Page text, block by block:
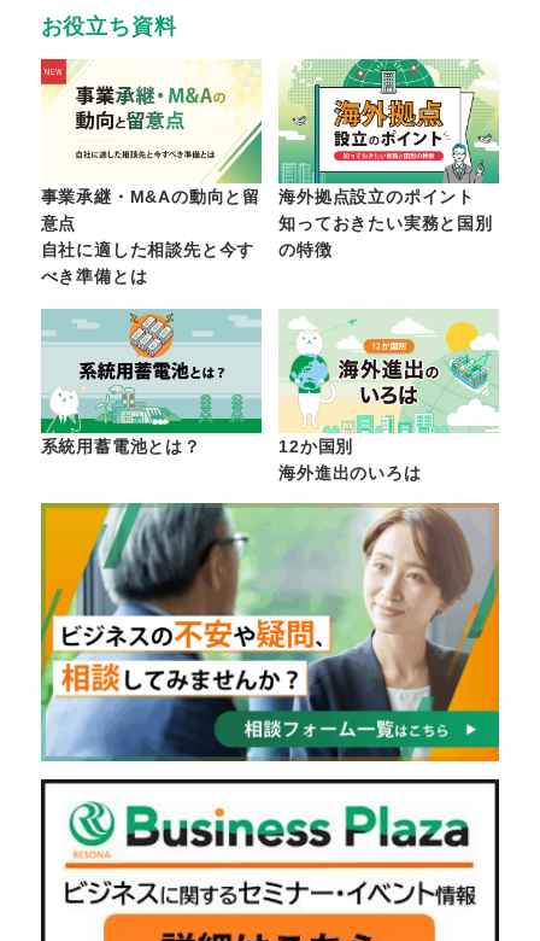
お役立ち資料
事業承継・M&Aの動向と留
意点
自社に適した相談先と今す
べき準備とは
海外拠点設立のポイント
知っておきたい実務と国別
の特徴
系統用蓄電池とは？
12か国別
海外進出のいろは